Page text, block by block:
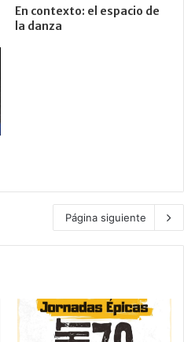
En contexto: el espacio de
la danza
Página siguiente